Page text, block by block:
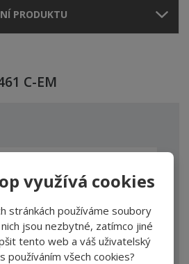
využívá cookies
stránkách používáme soubory
jsou nezbytné, zatímco jiné
tento web a váš uživatelský
používáním všech cookies?
PRODUKTU
C-EM